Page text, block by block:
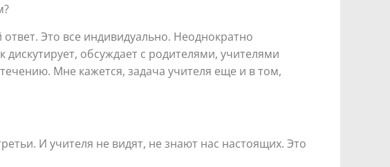
Это все индивидуально. Неоднократно
обсуждает с родителями, учителями
Мне кажется, задача учителя еще и в том,
И учителя не видят, не знают нас настоящих. Это